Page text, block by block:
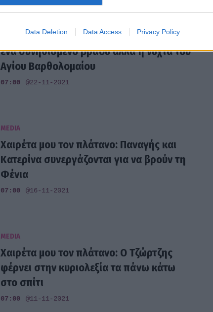
Data Deletion Data Access Privacy Policy
Χαιρέτα μου τον πλάτανο: Αυτό δεν είναι
ένα συνηθισμένο βράδυ αλλά η νύχτα του
Αγίου Βαρθολομαίου
07:00 @22-11-2021
MEDIA
Χαιρέτα μου τον πλάτανο: Παναγής και
Κατερίνα συνεργάζονται για να βρούν τη
Φένια
07:00 @16-11-2021
MEDIA
Χαιρέτα μου τον πλάτανο: Ο Τζώρτζης
φέρνει στην κυριολεξία τα πάνω κάτω
στο σπίτι
07:00 @11-11-2021